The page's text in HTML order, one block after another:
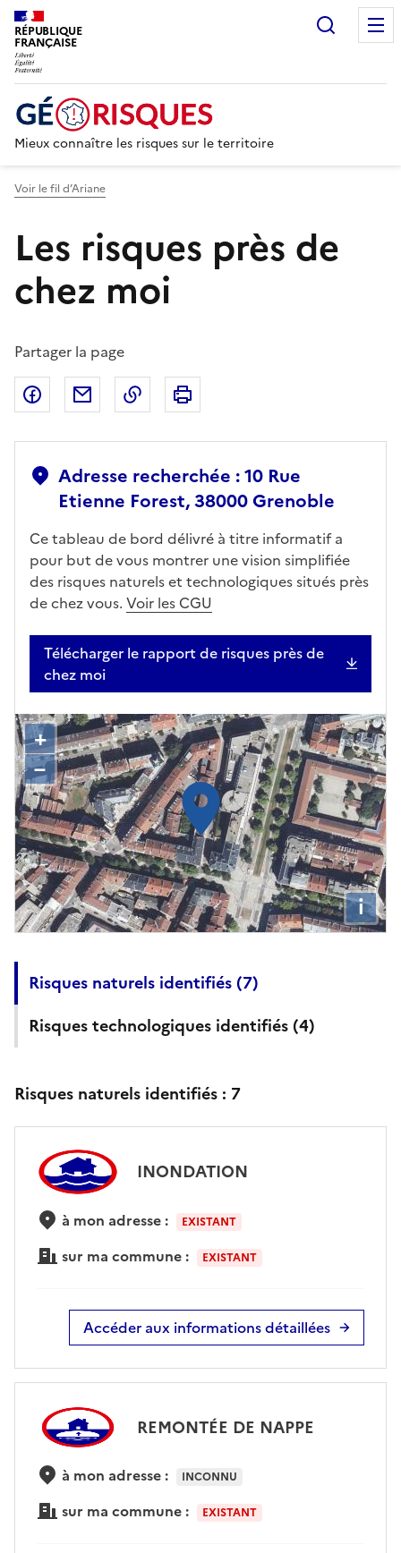
RÉPUBLIQUE
FRANÇAISE
Mieux connaître les risques sur le territoire
Voir le fil d’Ariane
Les risques près de
chez moi
Partager la page
Partager sur Facebook
Partager par emailCopier dans le presse-papier
Adresse recherchée : 10 Rue
Etienne Forest, 38000 Grenoble
Ce tableau de bord délivré à titre informatif a
pour but de vous montrer une vision simplifiée
des risques naturels et technologiques situés près
de chez vous. Voir les CGU
Télécharger le rapport de risques près de
chez moi
+
–
i
Risques naturels identifiés (7)
Risques technologiques identifiés (4)
Risques naturels identifiés : 7
INONDATION
à mon adresse : EXISTANT
sur ma commune : EXISTANT
Accéder aux informations détaillées
REMONTÉE DE NAPPE
à mon adresse : INCONNU
sur ma commune : EXISTANT